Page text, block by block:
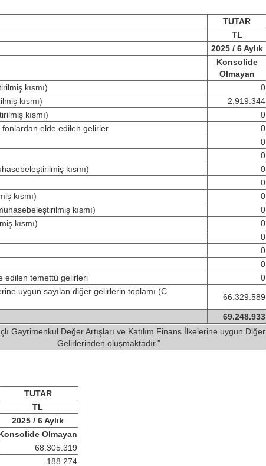
TUTAR
TL
2025 / 6 Aylık
Konsolide
Olmayan
kısmı)
0
kısmı)
2.919.344
kısmı)
0
fonlardan elde edilen gelirler
0
0
0
kısmı)
0
0
kısmı)
0
kısmı)
0
kısmı)
0
0
0
0
edilen temettü gelirleri
0
uygun sayılan diğer gelirlerin toplamı (C
66.329.589
69.248.933
Gayrimenkul Değer Artışları ve Katılım Finans İlkelerine uygun Diğer
Gelirlerinden oluşmaktadır."
TUTAR
TL
2025 / 6 Aylık
Olmayan
68.305.319
188.274